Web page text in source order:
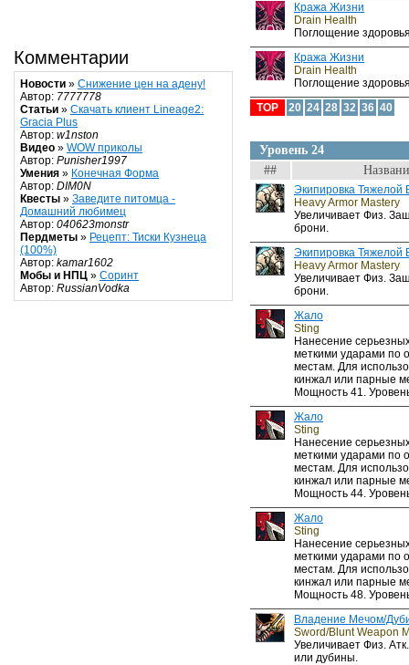
Комментарии
Новости » Снижение цен на адену!
Автор: 7777778
Статьи » Скачать клиент Lineage2:
Gracia Plus
Автор: w1nston
Видео » WOW приколы
Автор: Punisher1997
Умения » Конечная Форма
Автор: DIM0N
Квесты » Заведите питомца -
Домашний любимец
Автор: 040623monstr
Пердметы » Рецепт: Тиски Кузнеца
(100%)
Автор: kamar1602
Мобы и НПЦ » Соринт
Автор: RussianVodka
Кража Жизни
Drain Health
Поглощение
Кража Жизни
Drain Health
Поглощение
TOP
20 24 28 32 36 40
Уровень 24
##
Экипировка Тяжелой
Heavy Armor Mastery
Увеличивает Физ.
брони.
Экипировка Тяжелой
Heavy Armor Mastery
Увеличивает Физ.
брони.
Жало
Sting
Нанесение
меткими ударами по
местам. Для
кинжал или парные
Мощность 41.
Жало
Sting
Нанесение
меткими ударами по
местам. Для
кинжал или парные
Мощность 44.
Жало
Sting
Нанесение
меткими ударами по
местам. Для
кинжал или парные
Мощность 48.
Владение Мечом/
Sword/Blunt Weapon
Увеличивает Физ.
или дубины.